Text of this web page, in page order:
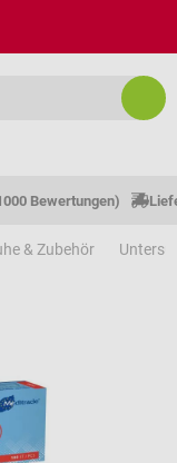
Bewertungen)
& Zubehör